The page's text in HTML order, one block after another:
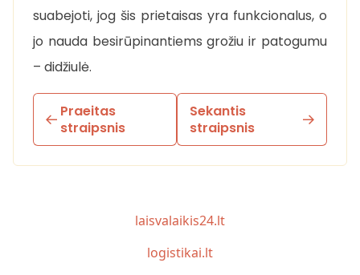
suabejoti, jog šis prietaisas yra funkcionalus, o
jo nauda besirūpinantiems grožiu ir patogumu
– didžiulė.
Praeitas
straipsnis
Sekantis
straipsnis
laisvalaikis24.lt
logistikai.lt